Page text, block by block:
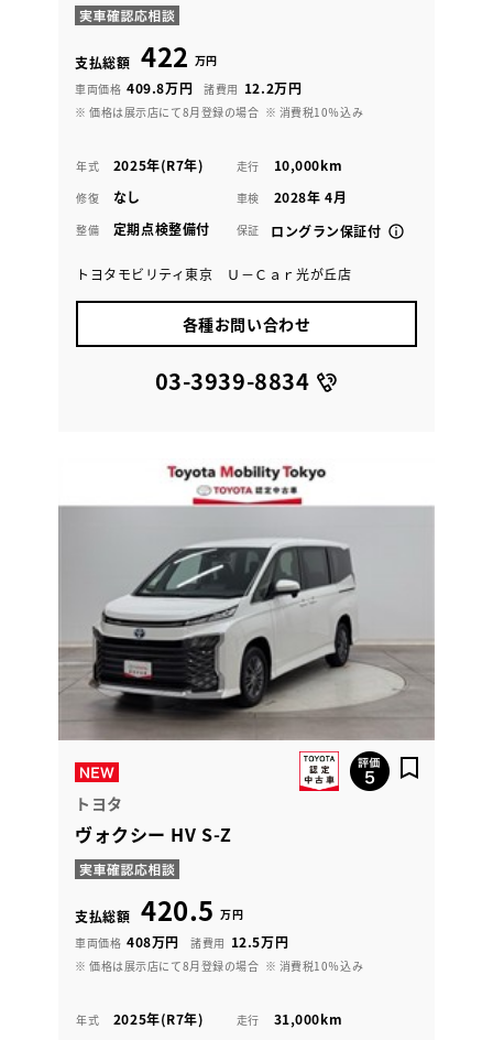
支払総額 422 万円
車両価格 409.8万円 諸費用 12.2万円
※ 価格は展示店にて8月登録の場合 ※ 消費税10％込み
年式 2025年(R7年) 走行 10,000km
修復 なし 車検 2028年 4月
整備 定期点検整備付 保証 ロングラン保証付
トヨタモビリティ東京 Ｕ－Ｃａｒ光が丘店
各種お問い合わせ
03-3939-8834
トヨタ
ヴォクシー HV S-Z
支払総額 420.5 万円
車両価格 408万円 諸費用 12.5万円
※ 価格は展示店にて8月登録の場合 ※ 消費税10％込み
年式 2025年(R7年) 走行 31,000km